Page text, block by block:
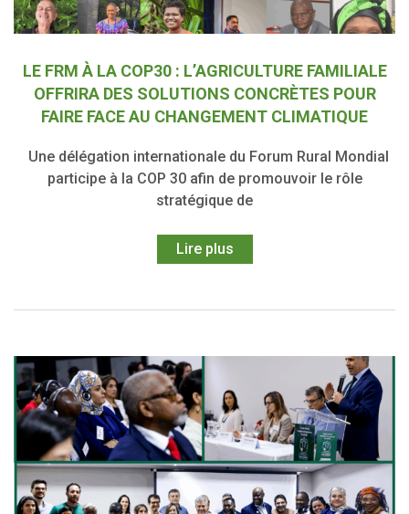
LE FRM À LA COP30 : L’AGRICULTURE FAMILIALE
OFFRIRA DES SOLUTIONS CONCRÈTES POUR
FAIRE FACE AU CHANGEMENT CLIMATIQUE
Une délégation internationale du Forum Rural Mondial
participe à la COP 30 afin de promouvoir le rôle
stratégique de
Lire plus